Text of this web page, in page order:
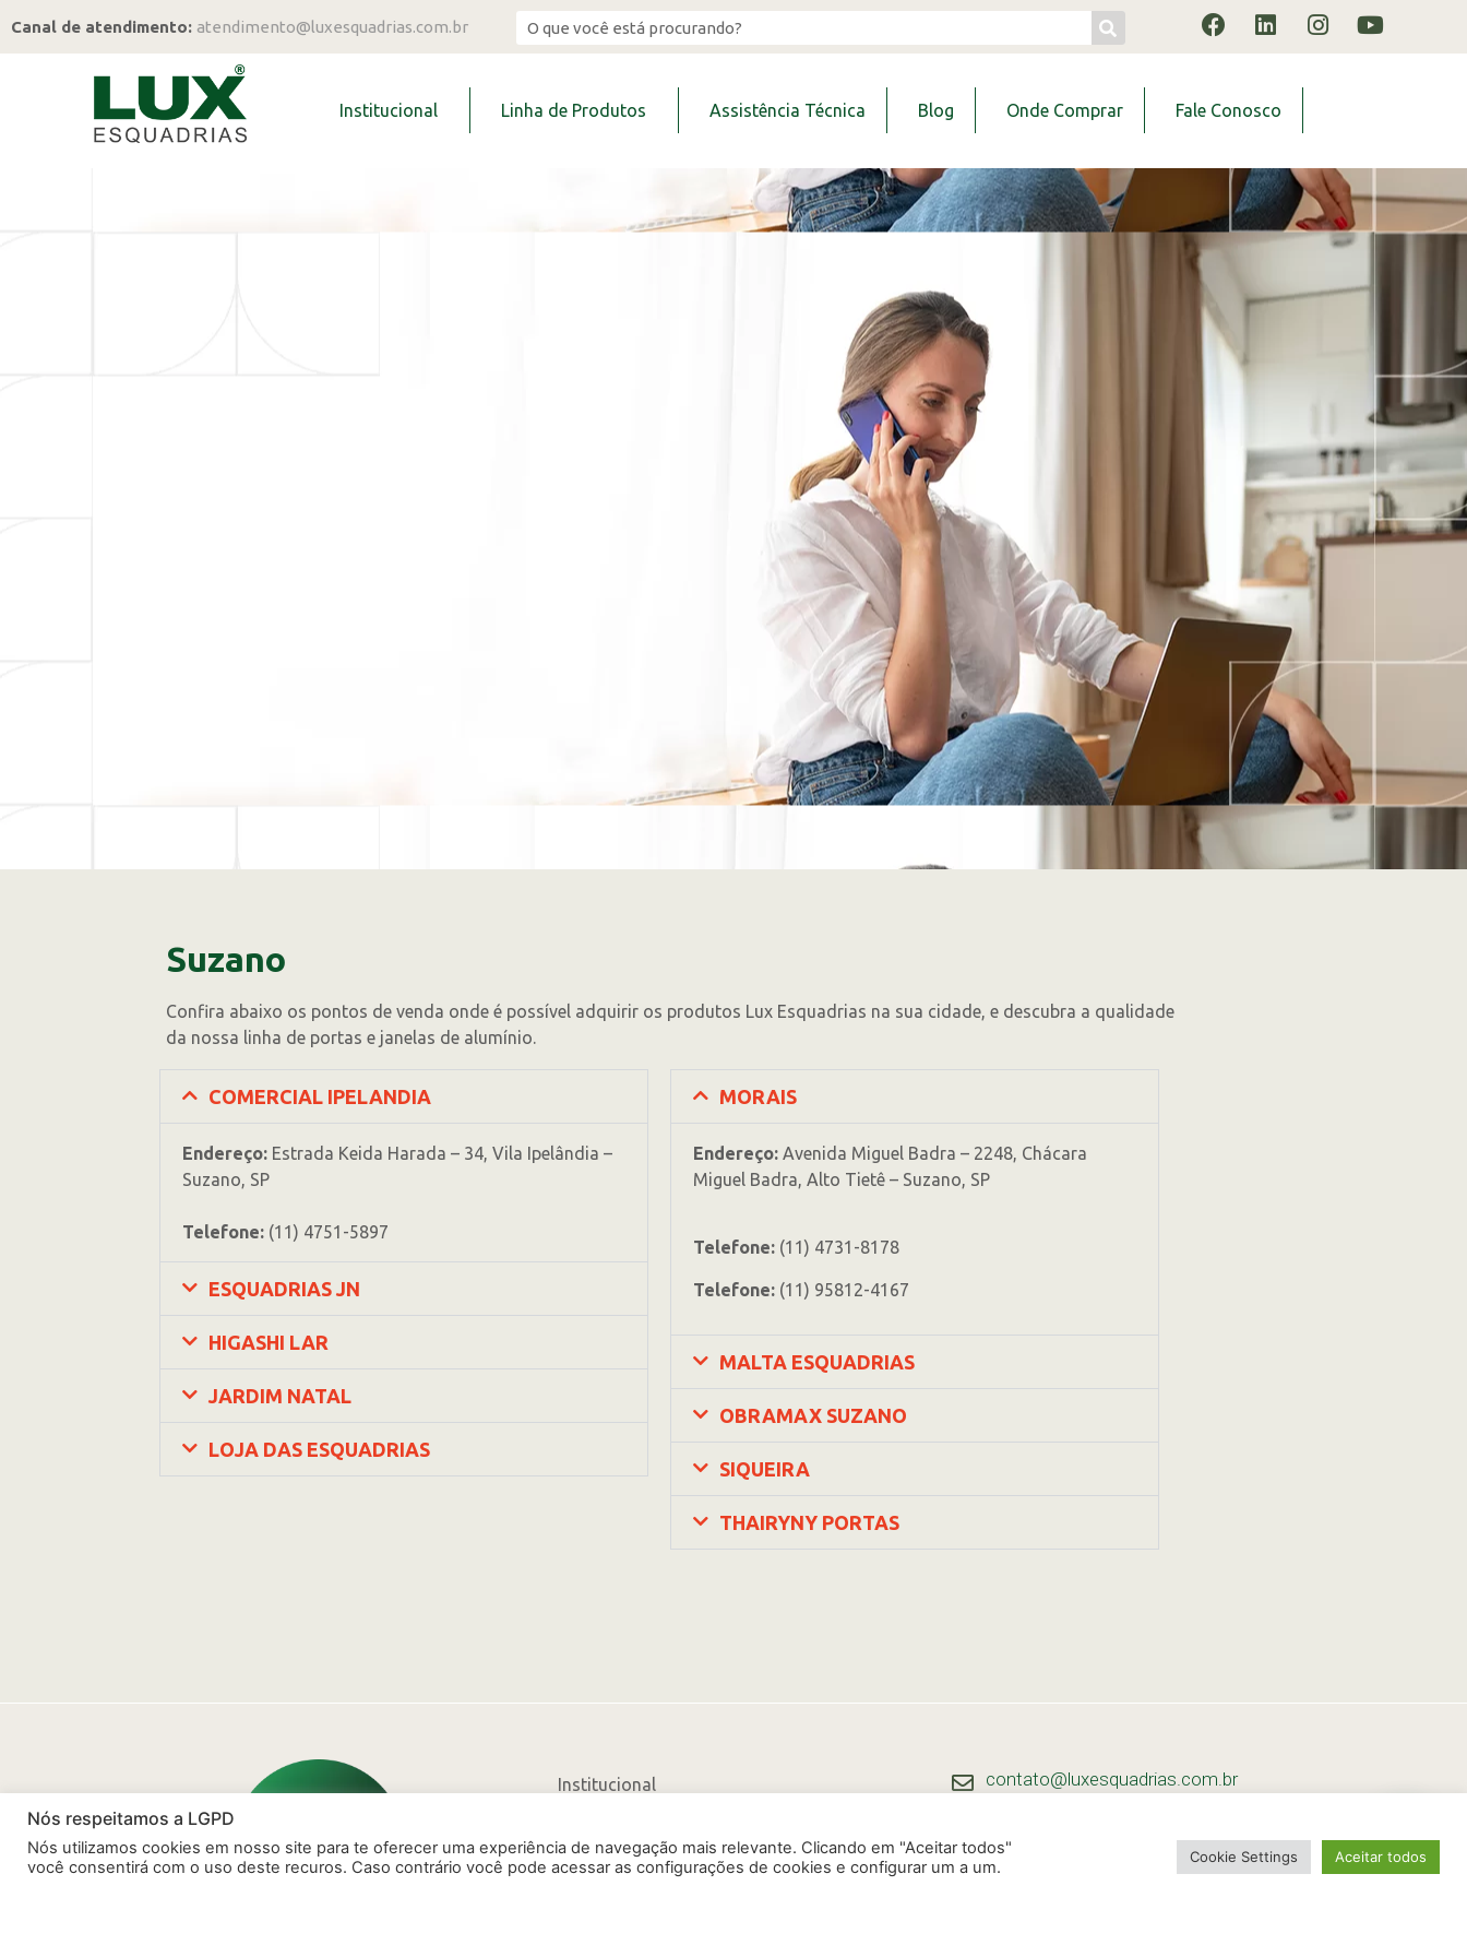
Canal de atendimento: atendimento@luxesquadrias.com.br
Institucional Linha de Produtos Assistência Técnica Blog Onde Comprar Fale Conosco
Suzano
Confira abaixo os pontos de venda onde é possível adquirir os produtos Lux Esquadrias na sua cidade, e descubra a qualidade
da nossa linha de portas e janelas de alumínio.
COMERCIAL IPELANDIA
Endereço: Estrada Keida Harada – 34, Vila Ipelândia –
Suzano, SP
Telefone: (11) 4751-5897
ESQUADRIAS JN
HIGASHI LAR
JARDIM NATAL
LOJA DAS ESQUADRIAS
MORAIS
Endereço: Avenida Miguel Badra – 2248, Chácara
Miguel Badra, Alto Tietê – Suzano, SP
Telefone: (11) 4731-8178
Telefone: (11) 95812-4167
MALTA ESQUADRIAS
OBRAMAX SUZANO
SIQUEIRA
THAIRYNY PORTAS
Institucional contato@luxesquadrias.com.br
tel: +55 (11) 2217-0722
Nós respeitamos a LGPD
Nós utilizamos cookies em nosso site para te oferecer uma experiência de navegação mais relevante. Clicando em "Aceitar todos"
você consentirá com o uso deste recuros. Caso contrário você pode acessar as configurações de cookies e configurar um a um.
Cookie Settings Aceitar todos